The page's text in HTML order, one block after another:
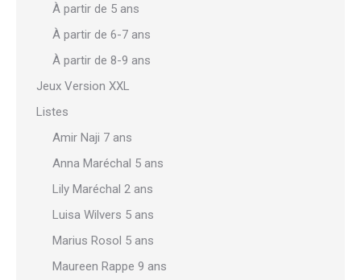
À partir de 5 ans
À partir de 6-7 ans
À partir de 8-9 ans
Jeux Version XXL
Listes
Amir Naji 7 ans
Anna Maréchal 5 ans
Lily Maréchal 2 ans
Luisa Wilvers 5 ans
Marius Rosol 5 ans
Maureen Rappe 9 ans